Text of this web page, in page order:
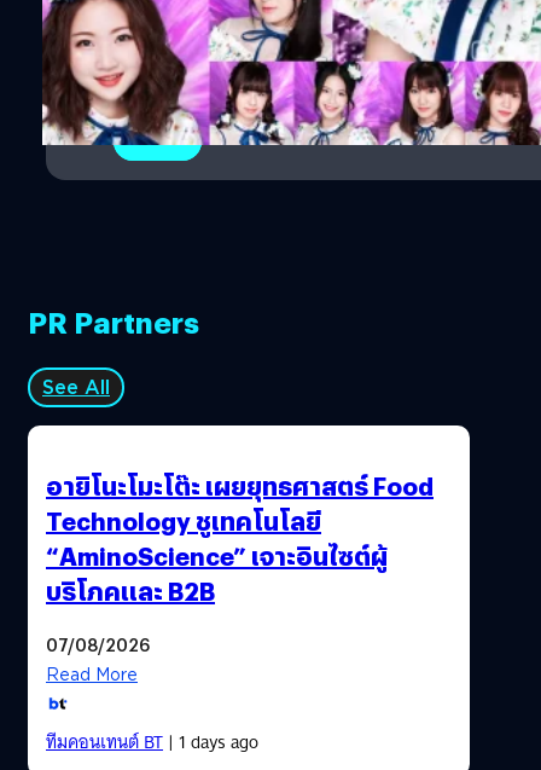
1
2
PR Partners
See All
อายิโนะโมะโต๊ะ เผยยุทธศาสตร์ Food
Technology ชูเทคโนโลยี
“AminoScience” เจาะอินไซต์ผู้
บริโภคและ B2B
07/08/2026
Read More
ทีมคอนเทนต์ BT| 1 days ago